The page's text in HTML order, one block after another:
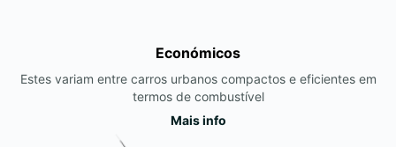
Económicos
Estes variam entre carros urbanos compactos e eficientes em
termos de combustível
Mais info